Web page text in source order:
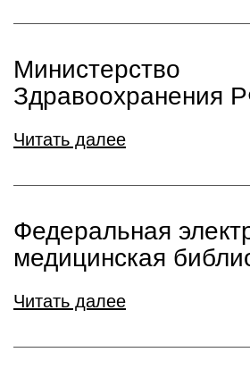
Министерство
Здравоохранения
Читать далее
Федеральная
медицинская
Читать далее